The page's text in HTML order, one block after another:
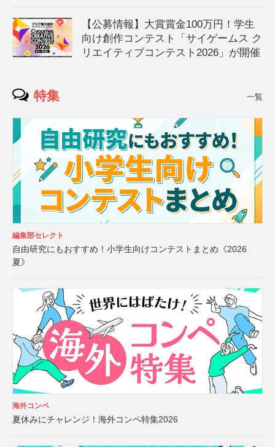
【公募情報】大賞賞金100万円！学生
向け創作コンテスト「サイゲームス ク
リエイティブコンテスト2026」が開催
特集 一覧
編集部セレクト
自由研究にもおすすめ！小学生向けコンテストまとめ《2026
夏》
海外コンペ
夏休みにチャレンジ！海外コンペ特集2026